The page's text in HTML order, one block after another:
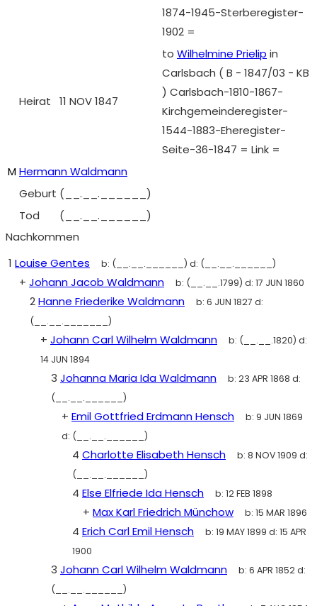
1874-1945-Sterberegister-
1902 =
Heirat 11 NOV 1847
to Wilhelmine Prielip in
Carlsbach ( B - 1847/03 - KB
) Carlsbach-1810-1867-
Kirchgemeinderegister-
1544-1883-Eheregister-
Seite-36-1847 = Link =
MHermann Waldmann
Geburt (__.__.______)
Tod
(__.__.______)
Nachkommen
1 Louise Gentes b: (__.__.______) d: (__.__.______)
+ Johann Jacob Waldmann b: (__.__.1799) d: 17 JUN 1860
2Hanne Friederike Waldmann b: 6 JUN 1827 d:
(__.__._______)
+ Johann Carl Wilhelm Waldmann b: (__.__.1820) d:
14 JUN 1894
3 Johanna Maria Ida Waldmann b: 23 APR 1868 d:
(__.__.______)
+ Emil Gottfried Erdmann Hensch b: 9 JUN 1869
d: (__.__.______)
4 Charlotte Elisabeth Hensch b: 8 NOV 1909 d:
(__.__.______)
4 Else Elfriede Ida Hensch b: 12 FEB 1898
+ Max Karl Friedrich Münchow b: 15 MAR 1896
4 Erich Carl Emil Hensch b: 19 MAY 1899 d: 15 APR
1900
3 Johann Carl Wilhelm Waldmann b: 6 APR 1852d:
(__.__.______)